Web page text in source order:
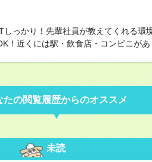
っかり！先輩社員が教えてくれる環
！近くには駅・飲食店・コンビニがあ
たの閲覧履歴からのオススメ
未読